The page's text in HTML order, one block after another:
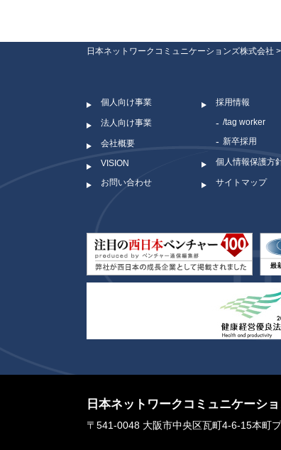
日本ネットワークコミュニケーションズ株式会社 >
個人向け事業
法人向け事業
会社概要
VISION
お問い合わせ
採用情報
/tag worker
新卒採用
個人情報保護方
サイトマップ
日本ネットワークコミュニケーシ
〒541-0048 大阪市中央区瓦町4-6-15本町